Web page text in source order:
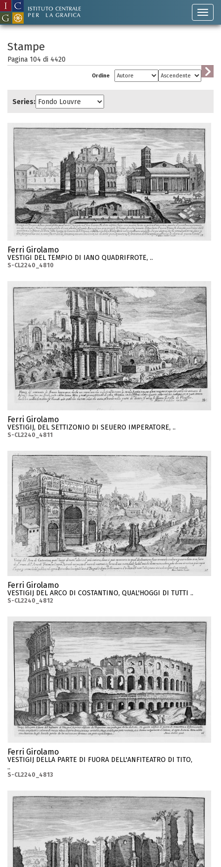
Stampe
Pagina 104 di 4420
Ordine
Series:
Ferri Girolamo
VESTIGI DEL TEMPIO DI IANO QUADRIFROTE, ..
S-CL2240_4810
Ferri Girolamo
VESTIGIJ, DEL SETTIZONIO DI SEUERO IMPERATORE, ..
S-CL2240_4811
Ferri Girolamo
VESTIGIJ DEL ARCO DI COSTANTINO, QUAL'HOGGI DI TUTTI ..
S-CL2240_4812
Ferri Girolamo
VESTIGIJ DELLA PARTE DI FUORA DELL'ANFITEATRO DI TITO,
..
S-CL2240_4813